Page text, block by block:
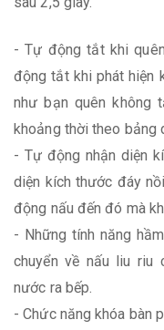
- Tự động tắt khi
động tắt khi phát hiện
như bạn quên
khoảng thời theo bảng
- Tự động nhận diện
diện kích thước đáy
động nấu đến đó mà
- Những tính năng
chuyển về nấu liu riu
nước ra bếp.
- Chức năng khóa bàn